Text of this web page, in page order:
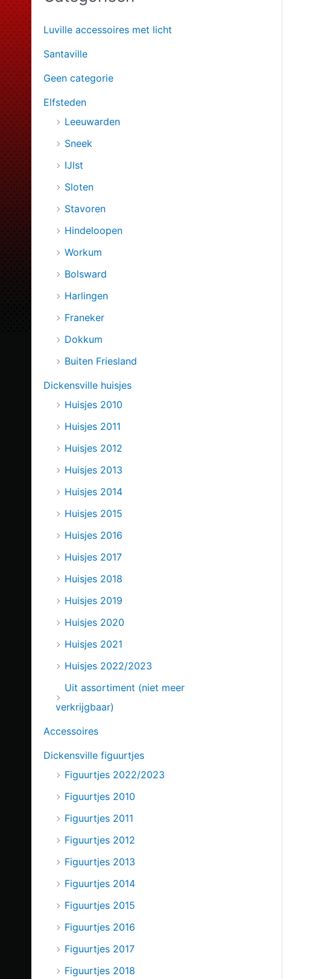
n
n
a
Luville accessoires met licht
Santaville
Geen categorie
Elfsteden
Leeuwarden
Sneek
IJlst
Sloten
Stavoren
Hindeloopen
Workum
Bolsward
Harlingen
Franeker
Dokkum
Buiten Friesland
Dickensville huisjes
Huisjes 2010
Huisjes 2011
Huisjes 2012
Huisjes 2013
Huisjes 2014
Huisjes 2015
Huisjes 2016
Huisjes 2017
Huisjes 2018
Huisjes 2019
Huisjes 2020
Huisjes 2021
Huisjes 2022/2023
Uit assortiment (niet meer
verkrijgbaar)
Accessoires
Dickensville figuurtjes
Figuurtjes 2022/2023
Figuurtjes 2010
Figuurtjes 2011
Figuurtjes 2012
Figuurtjes 2013
Figuurtjes 2014
Figuurtjes 2015
Figuurtjes 2016
Figuurtjes 2017
Figuurtjes 2018